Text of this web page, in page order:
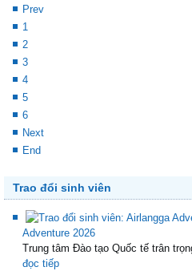
Prev
1
2
3
4
5
6
Next
End
Trao đổi sinh viên
Adventure 2026
Trung tâm Đào tạo Quốc tế trân
đọc tiếp